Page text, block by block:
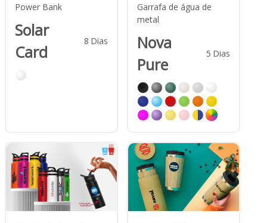
Power Bank
Solar
Card
8 Dias
Garrafa de água de
metal
Nova
Pure
5 Dias